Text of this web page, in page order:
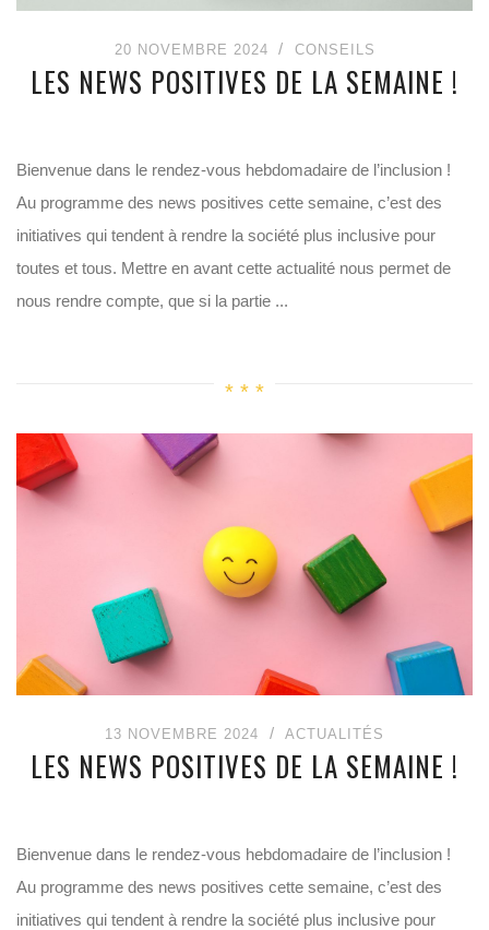
20 NOVEMBRE 2024 CONSEILS
LES NEWS POSITIVES DE LA SEMAINE !
Bienvenue dans le rendez-vous hebdomadaire de l’inclusion !
Au programme des news positives cette semaine, c’est des
initiatives qui tendent à rendre la société plus inclusive pour
toutes et tous. Mettre en avant cette actualité nous permet de
nous rendre compte, que si la partie ...
13 NOVEMBRE 2024 ACTUALITÉS
LES NEWS POSITIVES DE LA SEMAINE !
Bienvenue dans le rendez-vous hebdomadaire de l’inclusion !
Au programme des news positives cette semaine, c’est des
initiatives qui tendent à rendre la société plus inclusive pour